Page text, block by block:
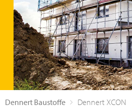
Dennert Baustoffe Dennert XCON